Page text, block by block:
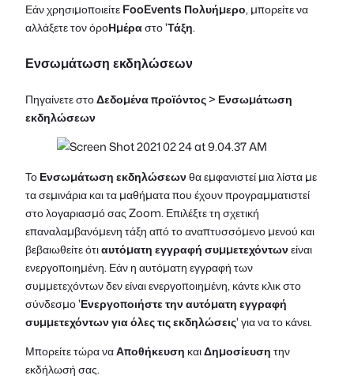
Εάν χρησιμοποιείτεFooEvents Πολυήμερο, μπορείτε να
αλλάξετε τον όροΗμέραστο 'Τάξη.
Ενσωμάτωση εκδηλώσεων
Πηγαίνετε στοΔεδομένα προϊόντος> Ενσωμάτωση
εκδηλώσεων
ΤοΕνσωμάτωση εκδηλώσεωνθα εμφανιστεί μια λίστα με
τα σεμινάρια και τα μαθήματα που έχουν προγραμματιστεί
στο λογαριασμό σας Zoom. Επιλέξτε τη σχετική
επαναλαμβανόμενη τάξη από το αναπτυσσόμενο μενού και
βεβαιωθείτε ότιαυτόματη εγγραφή συμμετεχόντωνείναι
ενεργοποιημένη. Εάν η αυτόματη εγγραφή των
συμμετεχόντων δεν είναι ενεργοποιημένη, κάντε κλικ στο
σύνδεσμο 'Ενεργοποιήστε την αυτόματη εγγραφή
συμμετεχόντων για όλες τις εκδηλώσεις' για να το κάνει.
Μπορείτε τώρα ναΑποθήκευση καιΔημοσίευσητην
εκδήλωσή σας.